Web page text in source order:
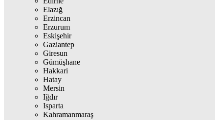
Elazığ
Erzincan
Erzurum
Eskişehir
Gaziantep
Giresun
Gümüşhane
Hakkari
Hatay
Mersin
Iğdır
Isparta
Kahramanmaraş